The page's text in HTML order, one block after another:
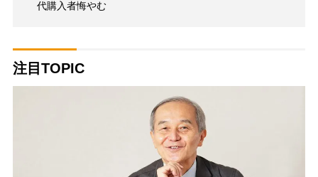
代購入者悔やむ
注目TOPIC